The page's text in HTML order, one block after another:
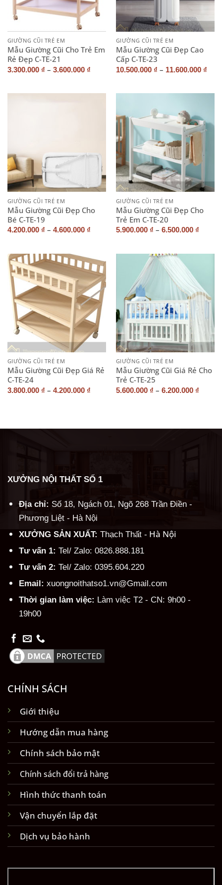
GIƯỜNG CŨI TRẺ EM
Mẫu Giường Cũi Cho Trẻ Em
Rẻ Đẹp C-TE-21
3.300.000 ₫ – 3.600.000 ₫
GIƯỜNG CŨI TRẺ EM
Mẫu Giường Cũi Đẹp Cao
Cấp C-TE-23
10.500.000 ₫ – 11.600.000 ₫
GIƯỜNG CŨI TRẺ EM
Mẫu Giường Cũi Đẹp Cho
Bé C-TE-19
4.200.000 ₫ – 4.600.000 ₫
GIƯỜNG CŨI TRẺ EM
Mẫu Giường Cũi Đẹp Cho
Trẻ Em C-TE-20
5.900.000 ₫ – 6.500.000 ₫
GIƯỜNG CŨI TRẺ EM
Mẫu Giường Cũi Đẹp Giá Rẻ
C-TE-24
3.800.000 ₫ – 4.200.000 ₫
GIƯỜNG CŨI TRẺ EM
Mẫu Giường Cũi Giá Rẻ Cho
Trẻ C-TE-25
5.600.000 ₫ – 6.200.000 ₫
XƯỞNG NỘI THẤT SỐ 1
Địa chỉ: Số 18, Ngách 01, Ngõ 268 Trần Điền -
Phương Liệt - Hà Nội
XƯỞNG SẢN XUẤT: Thạch Thất - Hà Nội
Tư vấn 1: Tel/ Zalo: 0826.888.181
Tư vấn 2: Tel/ Zalo: 0395.604.220
Email: xuongnoithatso1.vn@Gmail.com
Thời gian làm việc: Làm việc T2 - CN: 9h00 -
19h00
CHÍNH SÁCH
Giới thiệu
Hướng dẫn mua hàng
Chính sách bảo mật
Chính sách đổi trả hàng
Hình thức thanh toán
Vận chuyển lắp đặt
Dịch vụ bảo hành